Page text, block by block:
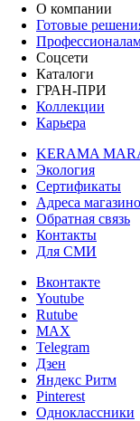
О компании
Готовые
Соцсети
Каталоги
ГРАН-ПРИ
Коллекции
Карьера
KERAMA
Экология
Сертификаты
Адреса
Обратная связь
Контакты
Для СМИ
Вконтакте
Youtube
Rutube
MAX
Telegram
Дзен
Яндекс Ритм
Pinterest
Одноклассники